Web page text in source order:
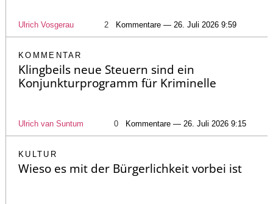
Ulrich Vosgerau 2 Kommentare — 26. Juli 2026 9:59
KOMMENTAR
Klingbeils neue Steuern sind ein
Konjunkturprogramm für Kriminelle
Ulrich van Suntum 0 Kommentare — 26. Juli 2026 9:15
KULTUR
Wieso es mit der Bürgerlichkeit vorbei ist